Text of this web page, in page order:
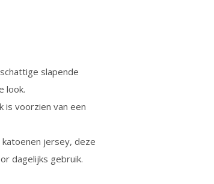
slapende
look.
is voorzien van een
jersey, deze
dagelijks gebruik.